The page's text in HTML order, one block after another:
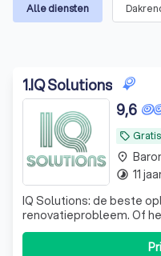
Alle diensten
1.IQ Solutions
local_offer
9,6
IQ Solutions: de beste
renovatieprobleem. Of
gevelwerken, isolatie of
om uw renovatieproject
place
timelapse 11